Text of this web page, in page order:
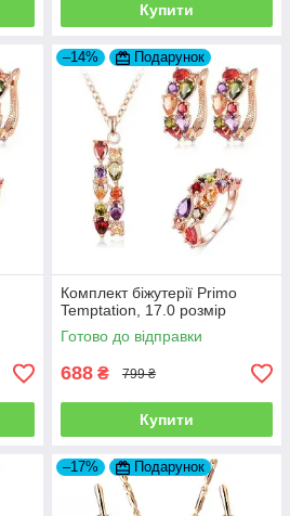
Купити
–14% Подарунок
Комплект біжутерії Primo
Temptation, 17.0 розмір
Готово до відправки
688 ₴ 799 ₴
Купити
–17% Подарунок